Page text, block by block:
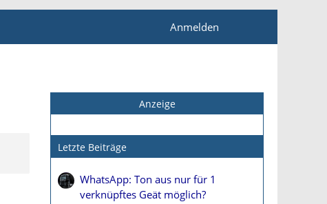
Anmelden
Anzeige
Letzte Beiträge
WhatsApp: Ton aus nur für 1
verknüpftes Geät möglich?